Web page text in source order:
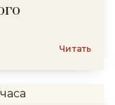
Читать